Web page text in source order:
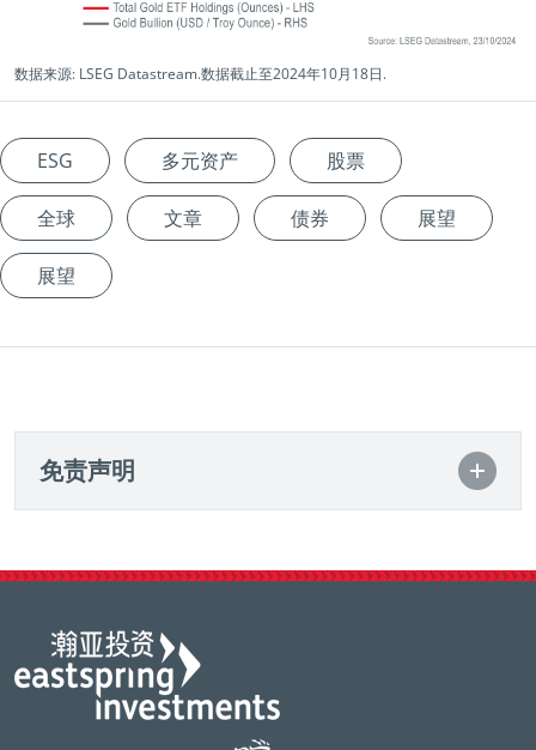
数据来源: LSEG Datastream.数据截止至2024年10月18日.
ESG 多元资产 股票
全球 文章 债券 展望
展望
免责声明